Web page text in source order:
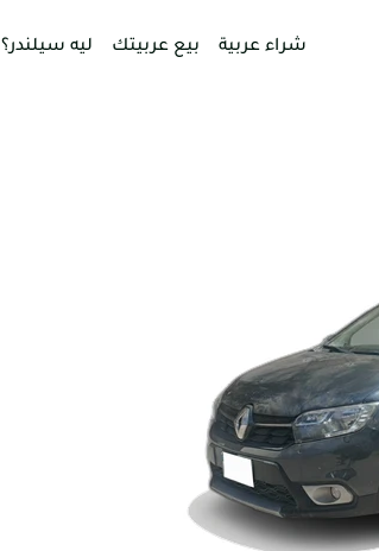
شراء عربية بيع عربيتك ليه سيلندر؟